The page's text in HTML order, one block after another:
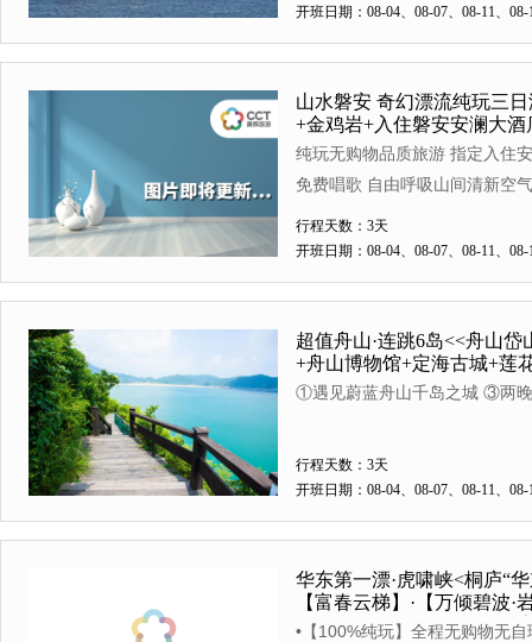
开班日期：08-04、08-07、08-11、
山水磐安 奇幻漂流纯玩三
+金鸡岩+入住磐安安澜大
纯玩无购物品质旅游 指定入住
免费唱歌 自由呼吸山间清新空气
行程天数：3天
开班日期：08-04、08-07、08-11、
超值舟山·连跳6岛<<舟山
+舟山博物馆+定海古城+莲
含2早1正餐>
①遇见蔚蓝舟山千岛之城 ③两
行程天数：3天
开班日期：08-04、08-07、08-11、
华东第一漂·虎啸峡<桐庐“
【富春云梯】·【万倾碧波
纯玩二日二日游>一样的漂
•【100%纯玩】全程无购物无